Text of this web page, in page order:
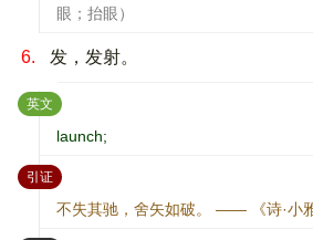
眼；抬眼）
6. 发，发射。
英文 ：
launch;
引证：
不失其驰，舍矢如破。 —— 《诗·小雅